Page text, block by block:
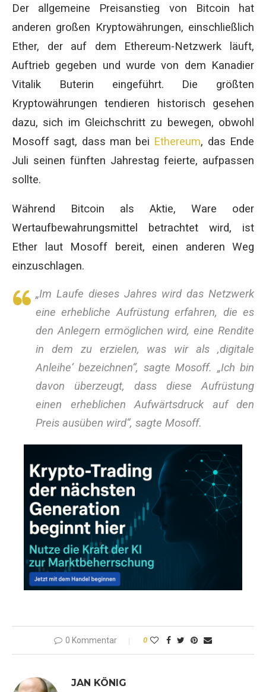
Der allgemeine Preisanstieg von Bitcoin hat
anderen großen Kryptowährungen, einschließlich
Ether, der auf dem Ethereum-Netzwerk läuft,
Auftrieb gegeben und wurde von dem Kanadier
Vitalik Buterin eingeführt. Die größten
Kryptowährungen tendieren historisch gesehen
dazu, sich im Gleichschritt zu bewegen, obwohl
Mosoff sagt, dass man bei Ethereum, das Ende
Juli seinen fünften Jahrestag feierte, aufpassen
sollte.
Während Bitcoin als Aktie, Ware oder
Wertaufbewahrungsmittel betrachtet wird, ist
Ether laut Mosoff bereit, einen anderen Weg
einzuschlagen.
„Im Laufe dieses Jahres wird das Netzwerk
eine erhebliche Aufrüstung erfahren, die es
den Anlegern ermöglichen wird, eine Rendite
in dem zu erzielen, was wir als ‚digitale
Anleihe‘ bezeichnen“, sagte Mosoff. „Ich bin
davon überzeugt, dass diese Aufrüstung
einen erheblichen Aufwärtsdruck auf den
Preis ausüben wird“, sagte Mosoff.
0 Kommentar 0
JAN KÖNIG